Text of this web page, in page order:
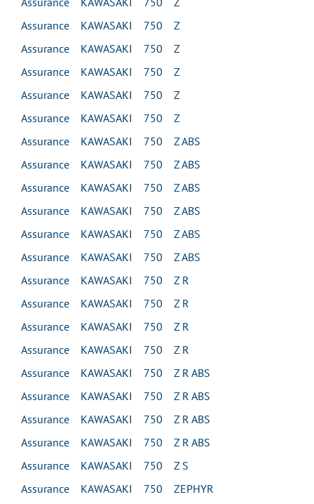
Assurance KAWASAKI 750 Z
Assurance KAWASAKI 750 Z
Assurance KAWASAKI 750 Z
Assurance KAWASAKI 750 Z
Assurance KAWASAKI 750 Z
Assurance KAWASAKI 750 Z ABS
Assurance KAWASAKI 750 Z ABS
Assurance KAWASAKI 750 Z ABS
Assurance KAWASAKI 750 Z ABS
Assurance KAWASAKI 750 Z ABS
Assurance KAWASAKI 750 Z ABS
Assurance KAWASAKI 750 Z R
Assurance KAWASAKI 750 Z R
Assurance KAWASAKI 750 Z R
Assurance KAWASAKI 750 Z R
Assurance KAWASAKI 750 Z R ABS
Assurance KAWASAKI 750 Z R ABS
Assurance KAWASAKI 750 Z R ABS
Assurance KAWASAKI 750 Z R ABS
Assurance KAWASAKI 750 Z S
Assurance KAWASAKI 750 ZEPHYR